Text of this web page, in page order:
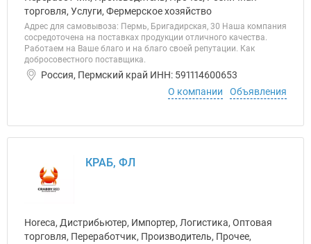
торговля, Услуги, Фермерское хозяйство
Адрес для самовывоза: Пермь, Бригадирская, 30 Наша компания
сосредоточена на поставках продукции отличного качества.
Работаем на Ваше благо и на благо своей репутации. Как
добросовестного поставщика.
Россия, Пермский край ИНН: 591114600653
О компании
Объявления
КРАБ, ФЛ
Horeca, Дистрибьютер, Импортер, Логистика, Оптовая
торговля, Переработчик, Производитель, Прочее,